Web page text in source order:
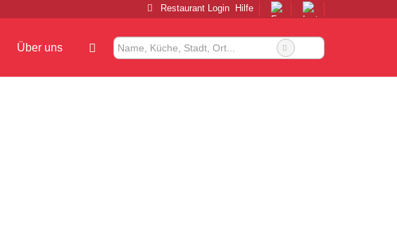
Restaurant Login Hilfe
Über uns